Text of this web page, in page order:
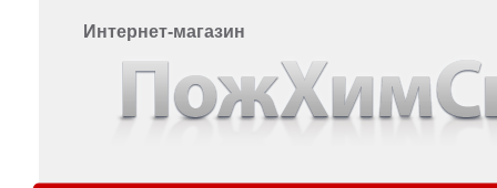
Интернет-магазин